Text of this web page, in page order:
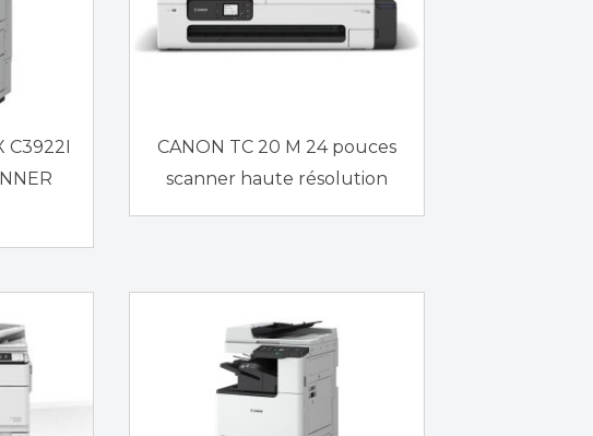
C3922I
CANON TC 20 M 24 pouces
scanner haute résolution